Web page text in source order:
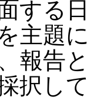
する
主題
報告
択し